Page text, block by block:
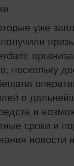
уже
поскольку
о
и
сроки и
новости